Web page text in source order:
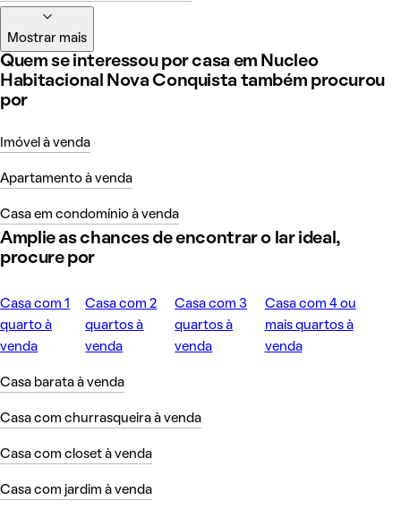
Mostrar mais
Quem se interessou por casa em Nucleo
Habitacional Nova Conquista também procurou
por
Imóvel à venda
Apartamento à venda
Casa em condomínio à venda
Amplie as chances de encontrar o lar ideal,
procure por
Casa com 1
quarto à
venda
Casa com 2
quartos à
venda
Casa com 3
quartos à
venda
Casa com 4 ou
mais quartos à
venda
Casa barata à venda
Casa com churrasqueira à venda
Casa com closet à venda
Casa com jardim à venda